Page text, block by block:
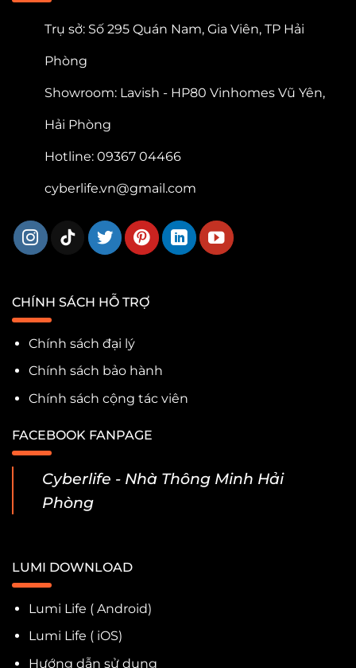
Trụ sở: Số 295 Quán Nam, Gia Viên, TP Hải
Phòng
Showroom: Lavish - HP80 Vinhomes Vũ Yên,
Hải Phòng
Hotline: 09367 04466
cyberlife.vn@gmail.com
CHÍNH SÁCH HỖ TRỢ
Chính sách đại lý
Chính sách bảo hành
Chính sách cộng tác viên
FACEBOOK FANPAGE
Cyberlife - Nhà Thông Minh Hải
Phòng
LUMI DOWNLOAD
Lumi Life ( Android)
Lumi Life ( iOS)
Hướng dẫn sử dụng